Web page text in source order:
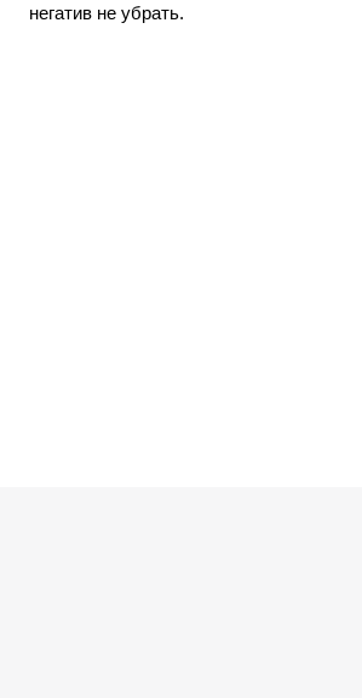
негатив не убрать.